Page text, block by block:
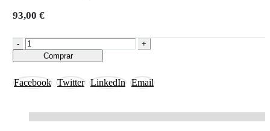
93,00 €
-
+
Comprar
Facebook Twitter LinkedIn Email